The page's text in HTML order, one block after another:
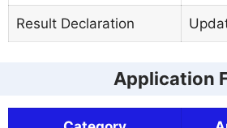
Result Declaration
Application